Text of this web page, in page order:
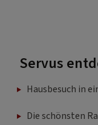
Servus
Hausbesuch in
Die schönsten